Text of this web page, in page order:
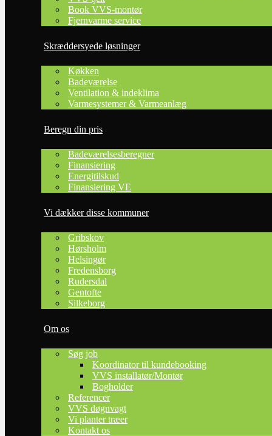
Book VVS-montør
Fjernvarme service
Skræddersyede løsninger
Køkken
Badeværelse
Ventilation & indeklima
Varmesystemer & Varmeanlæg
Beregn din pris
Badeværelsesberegner
Finansiering
Energitilskud
Finansiering VE
Vi dækker disse kommuner
Gribskov
Hørsholm
Helsingør
Fredensborg
Rudersdal
Gentofte
Silkeborg
Om os
Søg job
Koordinator til kundebooking
VVS installatør/Montør
Bogholder
Referencer
VVS døgnvagt
Vi planter træer
Kontakt os
Du kan også vælge at få udført en opgave til fast pris, f.eks. en
er større laver vi en skræddersyet løsning tilpasset netop dine
Vores mandskab er altid uhyre effektivt og omhyggeligt, og du
kan derfor vide dig sikker på, at arbejdet med garanti bliver
udført pertentligt og professionelt, hvis du vælger os til at udføre
VVS-opgaver for dig.​​
Vi besvarer spørgsmål på telefon
Bestil nu